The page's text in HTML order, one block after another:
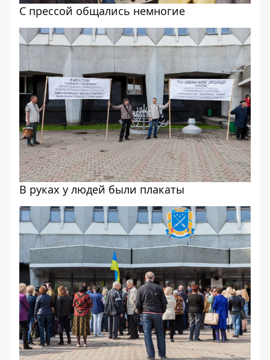
С прессой общались немногие
В руках у людей были плакаты